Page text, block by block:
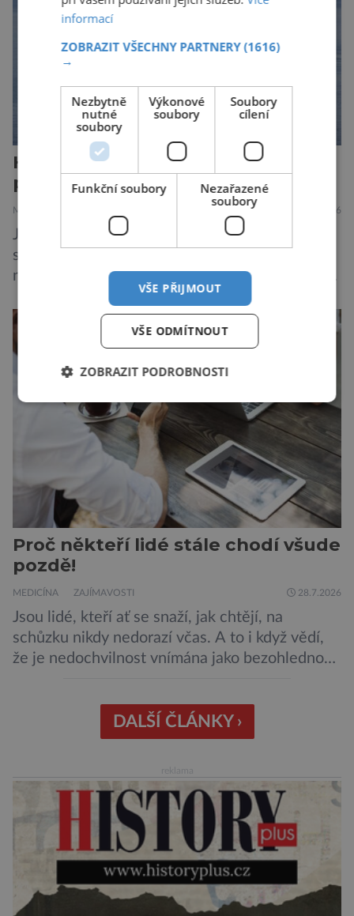
Hantavirus útočí, hrozí nová
pandemie?
MEDICÍNA 28.7.2026
Je známou pravdou, že se na výletních lodích
snadno šíří gastrointestinální infekce, jako je
norovirus či E. coli, případně respirační infekce,
jak tomu bylo na počátku pandemie covidu.
Ovšem slyšet o prvním ohnisku hantaviru na
výletní lodi bylo znepokojivé i pro odborníky.
Zdá se, že nebezpečí bylo prozatím zažehnáno.
Máme se bát nové pandemie? Hantavirus […]
Proč někteří lidé stále chodí všude
pozdě!
MEDICÍNA ZAJÍMAVOSTI 28.7.2026
Jsou lidé, kteří ať se snaží, jak chtějí, na
schůzku nikdy nedorazí včas. A to i když vědí,
že je nedochvilnost vnímána jako bezohlednost
chodí chronicky pozdě, možná úplně nemohou.
Jaké jsou nejčastější příčiny nedochvilnosti? A
DALŠÍ ČLÁNKY ›
informací
ZOBRAZIT VŠECHNY PARTNERY(1616)
→
Nezbytně
nutné
soubory
Výkonové
soubory
Soubory
cílení
Funkční soubory
Nezařazené
soubory
VŠE PŘIJMOUT
VŠE ODMÍTNOUT
ZOBRAZIT PODROBNOSTI